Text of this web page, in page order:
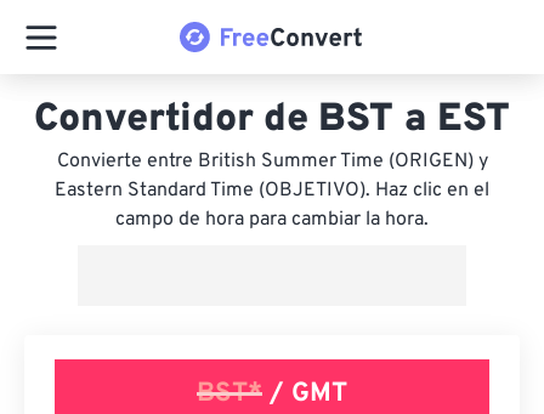
Convertidor de BST a EST
Convierte entre British Summer Time (ORIGEN) y
Eastern Standard Time (OBJETIVO). Haz clic en el
campo de hora para cambiar la hora.
BST* / GMT